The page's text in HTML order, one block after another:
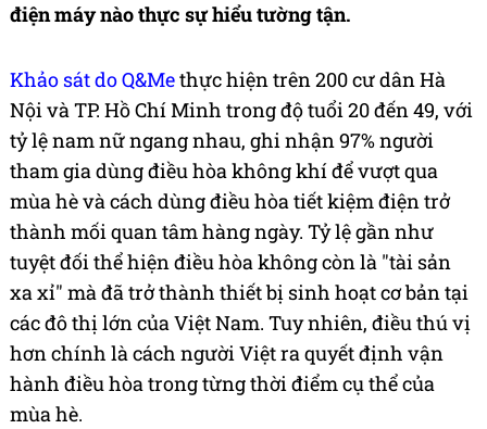
điện máy nào thực sự hiểu tường tận.
Khảo sát do Q&Methực hiện trên 200 cư dân Hà
Nội và TP. Hồ Chí Minh trong độ tuổi 20 đến 49, với
tỷ lệ nam nữ ngang nhau, ghi nhận 97% người
tham gia dùng điều hòa không khí để vượt qua
mùa hè và cách dùng điều hòa tiết kiệm điện trở
thành mối quan tâm hàng ngày. Tỷ lệ gần như
tuyệt đối thể hiện điều hòa không còn là "tài sản
xa xỉ" mà đã trở thành thiết bị sinh hoạt cơ bản tại
các đô thị lớn của Việt Nam. Tuy nhiên, điều thú vị
hơn chính là cách người Việt ra quyết định vận
hành điều hòa trong từng thời điểm cụ thể của
mùa hè.